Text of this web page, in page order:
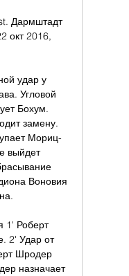
Дармштадт
окт 2016,
удар у
Угловой
Бохум.
замену.
Мориц-
выйдет
Воновия
1' Роберт
2' Удар от
Шродер
назначает